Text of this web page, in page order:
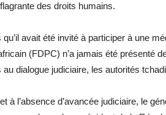
des droits humains.
avait été invité à participer à une
(FDPC) n’a jamais été présenté
dialogue judiciaire, les autorités
à l’absence d’avancée judiciaire, le